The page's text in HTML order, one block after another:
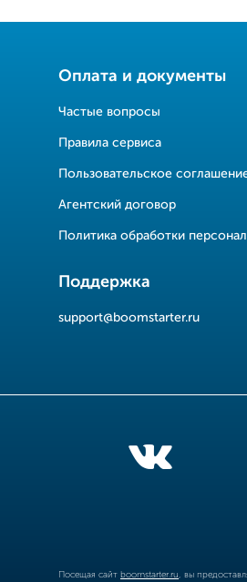
Оплата и документы
Частые вопросы
Правила сервиса
Пользовательское
Агентский договор
Политика обработки
Поддержка
support@boomstarter.ru
Посещая сайт boomstarter.ru , вы